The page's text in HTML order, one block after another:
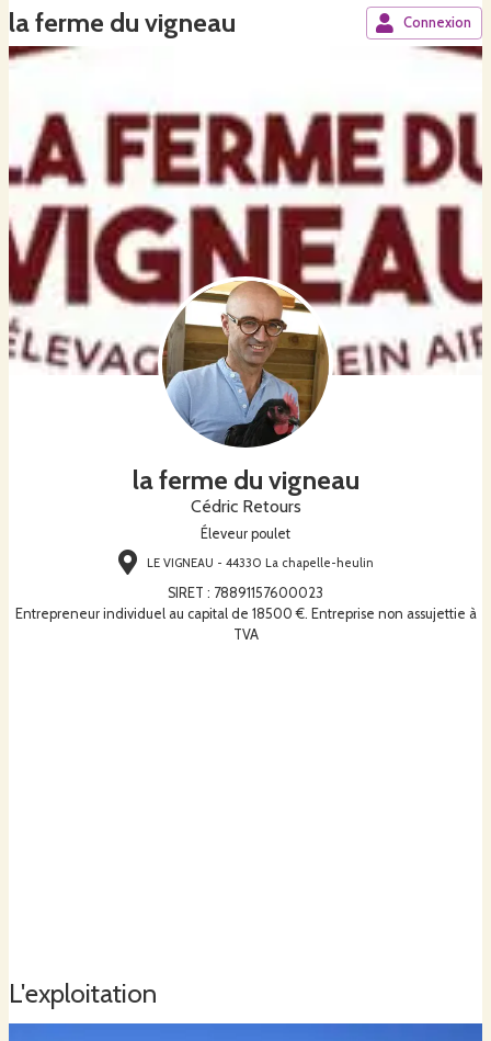
la ferme du vigneau Connexion
la ferme du vigneau
Cédric Retours
Éleveur poulet
LE VIGNEAU - 44330 La chapelle-heulin
SIRET : 78891157600023
Entrepreneur individuel au capital de 18500 €. Entreprise non assujettie à
TVA
L'exploitation